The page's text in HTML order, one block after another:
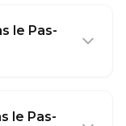
le Pas-
le Pas-